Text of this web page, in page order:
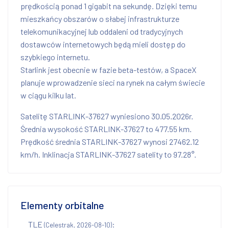
prędkością ponad 1 gigabit na sekundę. Dzięki temu
mieszkańcy obszarów o słabej infrastrukturze
telekomunikacyjnej lub oddaleni od tradycyjnych
dostawców internetowych będą mieli dostęp do
szybkiego internetu.
Starlink jest obecnie w fazie beta-testów, a SpaceX
planuje wprowadzenie sieci na rynek na całym świecie
w ciągu kilku lat.
Satelitę STARLINK-37627 wyniesiono 30.05.2026r.
Średnia wysokość STARLINK-37627 to 477.55 km.
Prędkość średnia STARLINK-37627 wynosi 27462.12
km/h. Inklinacja STARLINK-37627 satelity to 97.28°.
Elementy orbitalne
TLE (Celestrak, 2026-08-10):